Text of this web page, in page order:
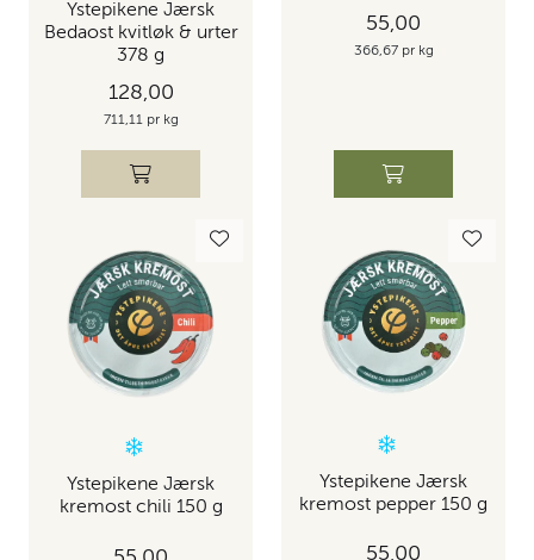
Ystepikene Jærsk
Bedaost kvitløk & urter
378 g
128,00
711,11 pr kg
55,00
366,67 pr kg
Ystepikene Jærsk
kremost chili 150 g
Ystepikene Jærsk
kremost pepper 150 g
55,00